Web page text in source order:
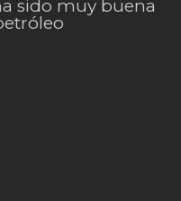
sido muy buena